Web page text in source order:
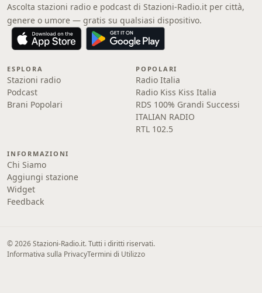
Ascolta stazioni radio e podcast di Stazioni-Radio.it per città,
genere o umore — gratis su qualsiasi dispositivo.
ESPLORA
Stazioni radio
Podcast
Brani Popolari
POPOLARI
Radio Italia
Radio Kiss Kiss Italia
RDS 100% Grandi Successi
ITALIAN RADIO
RTL 102.5
INFORMAZIONI
Chi Siamo
Aggiungi stazione
Widget
Feedback
© 2026 Stazioni-Radio.it. Tutti i diritti riservati.
Informativa sulla PrivacyTermini di Utilizzo